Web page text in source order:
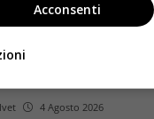
su Prime
4 Agosto 2026
Acconsenti